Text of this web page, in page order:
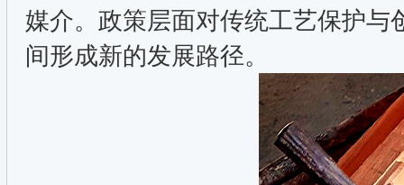
媒介。政策层面对传统工艺保护
间形成新的发展路径。